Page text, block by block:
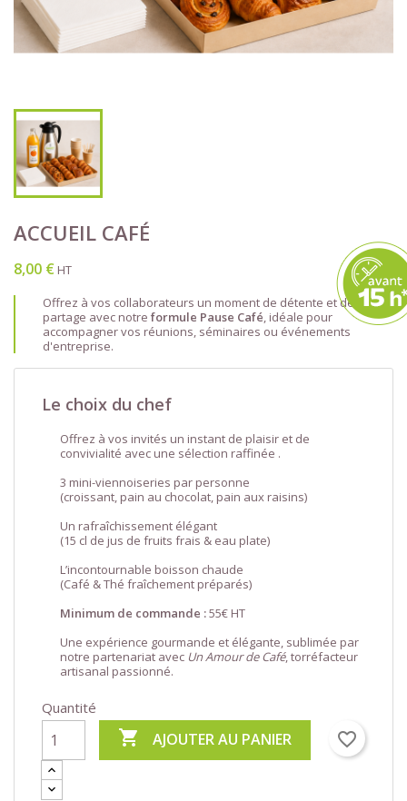
ACCUEIL CAFÉ
8,00 € HT
Offrez à vos collaborateurs un moment de détente et de
partage avec notre formule Pause Café, idéale pour
accompagner vos réunions, séminaires ou événements
d'entreprise.​
Le choix du chef
Offrez à vos invités un instant de plaisir et de
convivialité avec une sélection raffinée .
3 mini-viennoiseries par personne
(croissant, pain au chocolat, pain aux raisins)
Un rafraîchissement élégant
(15 cl de jus de fruits frais & eau plate)
L’incontournable boisson chaude
(Café & Thé fraîchement préparés)
Minimum de commande :55€ HT
Une expérience gourmande et élégante, sublimée par
notre partenariat avec Un Amour de Café, torréfacteur
artisanal passionné.
Quantité
 AJOUTER AU PANIER favorite_border